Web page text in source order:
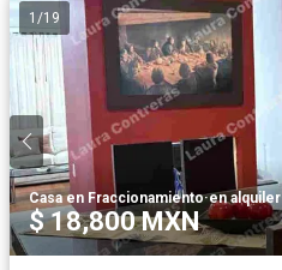
1 /19
Casa en Fraccionamiento·en alquiler
$ 18,800 MXN